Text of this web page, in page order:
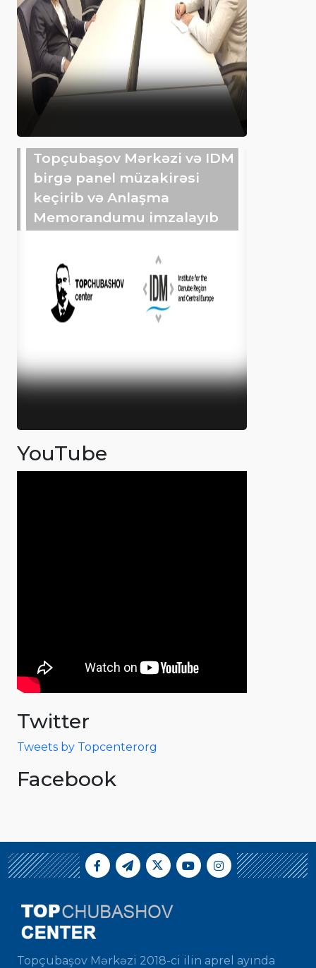
Topçubaşov Mərkəzi və IDM
birgə panel müzakirəsi
keçirib və Anlaşma
Memorandumu imzalayıb
YouTube
Twitter
Tweets by Topcenterorg
Facebook
Topçubaşov Mərkəzi 2018-ci ilin aprel ayında